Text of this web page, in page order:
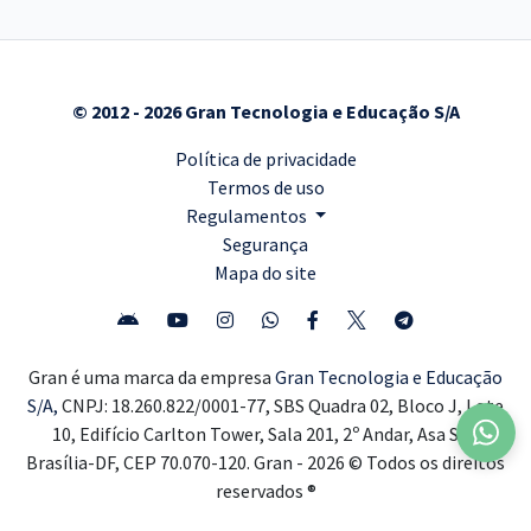
© 2012 - 2026 Gran Tecnologia e Educação S/A
Política de privacidade
Termos de uso
Regulamentos
Segurança
Mapa do site
Gran é uma marca da empresa Gran Tecnologia e Educação
S/A, CNPJ: 18.260.822/0001-77, SBS Quadra 02, Bloco J, Lote
10, Edifício Carlton Tower, Sala 201, 2º Andar, Asa Sul,
Brasília-DF, CEP 70.070-120. Gran - 2026 © Todos os direitos
reservados ®